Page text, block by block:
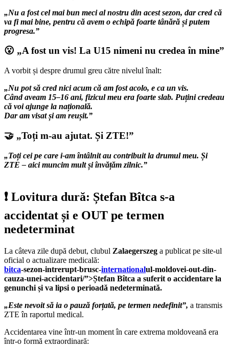
„Nu a fost cel mai bun meci al nostru din acest sezon, dar cred că
va fi mai bine, pentru că avem o echipă foarte tânără și putem
progresa.”
😮 „A fost un vis! La U15 nimeni nu credea în mine”
A vorbit și despre drumul greu către nivelul înalt:
„Nu pot să cred nici acum că am fost acolo, e ca un vis.
Când aveam 15–16 ani, fizicul meu era foarte slab. Puțini credeau
că voi ajunge la națională.
Dar am visat și am reușit.”
🤝 „Toți m-au ajutat. Și ZTE!”
„Toți cei pe care i-am întâlnit au contribuit la drumul meu. Și
ZTE – aici muncim mult și învățăm zilnic.”
❗ Lovitura dură: Ștefan Bîtca s-a
accidentat și e OUT pe termen
nedeterminat
La câteva zile după debut, clubul Zalaegerszeg a publicat pe site-ul
oficial o actualizare medicală:
bitca-sezon-intrerupt-brusc-internationalul-moldovei-out-din-
cauza-unei-accidentari/”>Ștefan Bîtca a suferit o accidentare la
genunchi și va lipsi o perioadă nedeterminată.
„Este nevoit să ia o pauză forțată, pe termen nedefinit”, a transmis
ZTE în raportul medical.
Accidentarea vine într-un moment în care extrema moldoveană era
într-o formă extraordinară: